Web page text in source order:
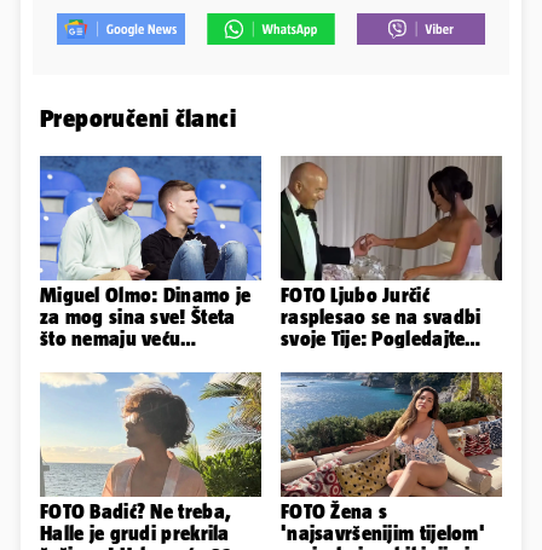
Preporučeni članci
Miguel Olmo: Dinamo je
za mog sina sve! Šteta
što nemaju veću
ligi...
FOTO Ljubo Jurčić
rasplesao se na svadbi
svoje Tije: Pogledajte
vjenčanje...
FOTO Badić? Ne treba,
Halle je grudi prekrila
FOTO Žena s
'najsavršenijim tijelom'